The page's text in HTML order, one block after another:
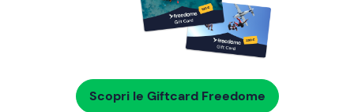
Scopri le Giftcard Freedome